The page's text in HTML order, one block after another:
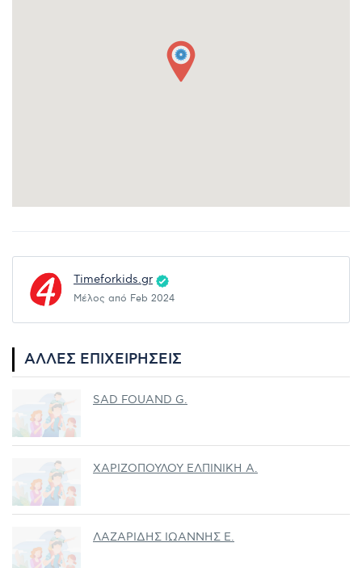
Timeforkids.gr
Μέλος από Feb 2024
ΆΛΛΕΣ ΕΠΙΧΕΙΡΉΣΕΙΣ
SAD FOUAND G.
ΧΑΡΙΖΟΠΟΥΛΟΥ ΕΛΠΙΝΙΚΗ Α.
ΛΑΖΑΡΙΔΗΣ ΙΩΑΝΝΗΣ Ε.